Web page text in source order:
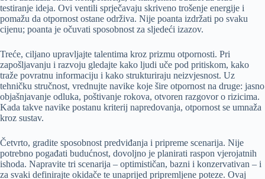
testiranje ideja. Ovi ventili sprječavaju skriveno trošenje energije i
pomažu da otpornost ostane održiva. Nije poanta izdržati po svaku
cijenu; poanta je očuvati sposobnost za sljedeći izazov.
Treće, ciljano upravljajte talentima kroz prizmu otpornosti. Pri
zapošljavanju i razvoju gledajte kako ljudi uče pod pritiskom, kako
traže povratnu informaciju i kako strukturiraju neizvjesnost. Uz
tehničku stručnost, vrednujte navike koje šire otpornost na druge: jasno
objašnjavanje odluka, poštivanje rokova, otvoren razgovor o rizicima.
Kada takve navike postanu kriterij napredovanja, otpornost se umnaža
kroz sustav.
Četvrto, gradite sposobnost predviđanja i pripreme scenarija. Nije
potrebno pogađati budućnost, dovoljno je planirati raspon vjerojatnih
ishoda. Napravite tri scenarija – optimističan, bazni i konzervativan – i
za svaki definirajte okidače te unaprijed pripremljene poteze. Ovaj